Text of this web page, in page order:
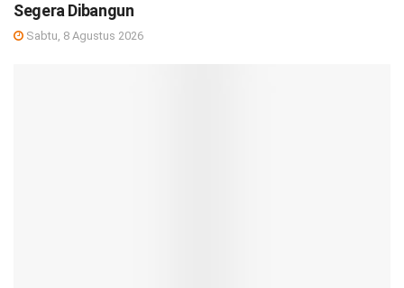
Segera Dibangun
Sabtu, 8 Agustus 2026